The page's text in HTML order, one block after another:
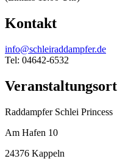
Kontakt
info@schleiraddampfer.de
Tel: 04642-6532
Veranstaltungsort
Raddampfer Schlei Princess
Am Hafen 10
24376 Kappeln